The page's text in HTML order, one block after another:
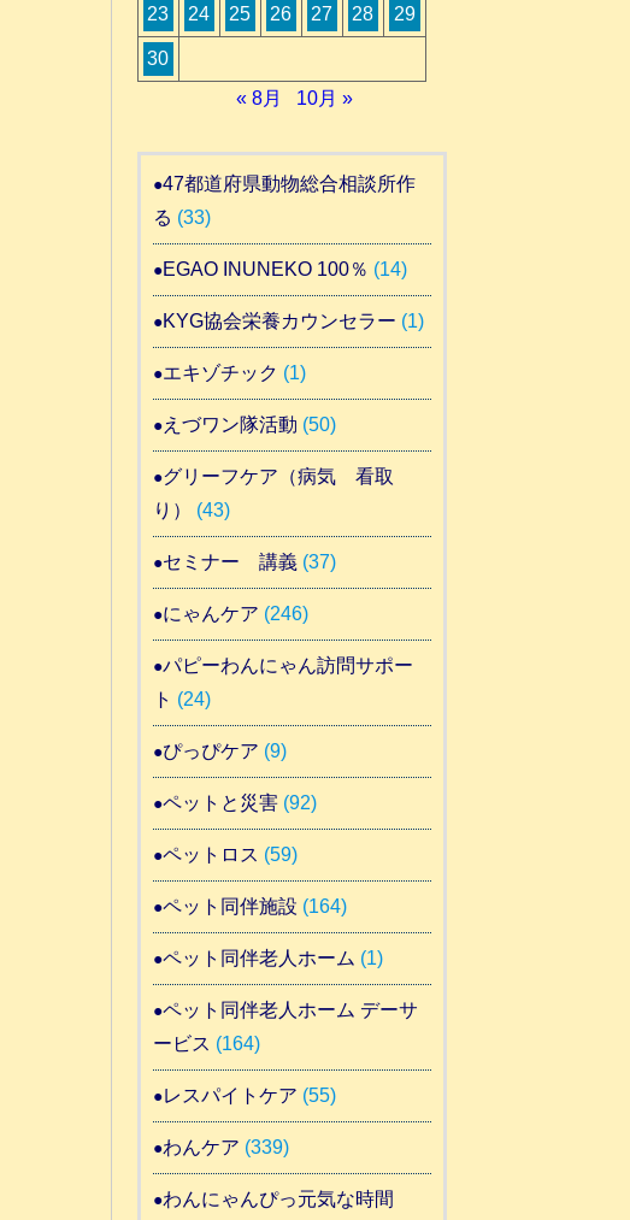
23 24 25 26 27 28 29
30
« 8月
10月 »
47都道府県動物総合相談所作
る (33)
EGAO INUNEKO 100％ (14)
KYG協会栄養カウンセラー (1)
エキゾチック (1)
えづワン隊活動 (50)
グリーフケア（病気 看取
り）
(43)
セミナー 講義(37)
にゃんケア (246)
パピーわんにゃん訪問サポー
ト (24)
ぴっぴケア (9)
ペットと災害(92)
ペットロス (59)
ペット同伴施設 (164)
ペット同伴老人ホーム (1)
ペット同伴老人ホーム デーサ
ービス (164)
レスパイトケア (55)
わんケア (339)
わんにゃんぴっ元気な時間